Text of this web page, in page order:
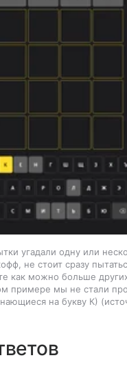
угадали одну или
не стоит сразу
как можно больше
примере мы не стали
на букву К)